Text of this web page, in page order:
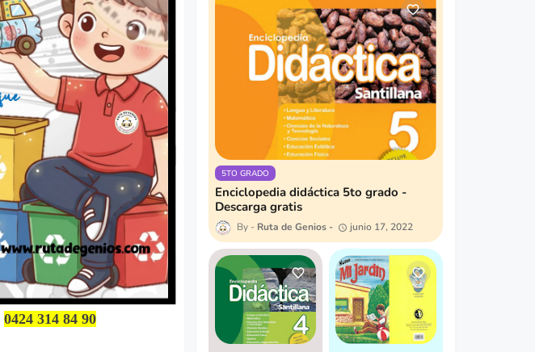
0424 314 84 90
5TO GRADO
Enciclopedia didáctica 5to grado -
Descarga gratis
Ruta de Genios junio 17, 2022